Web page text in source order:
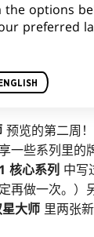
27
预览的第二周
一些系列里的
核心系列 中写
再做一次。）
大师 里两张
the options
preferred
ENGLISH